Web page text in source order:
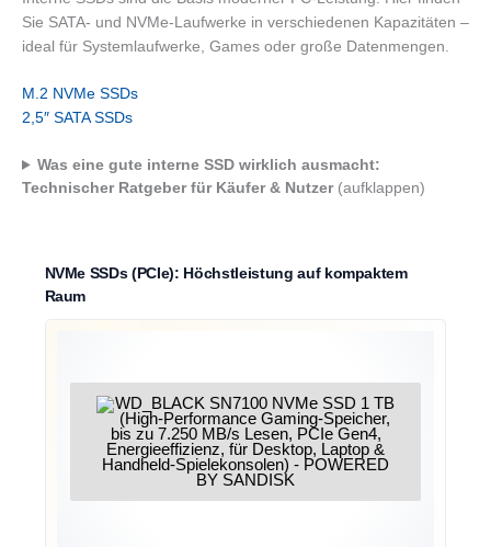
Sie SATA- und NVMe-Laufwerke in verschiedenen Kapazitäten –
ideal für Systemlaufwerke, Games oder große Datenmengen.
M.2 NVMe SSDs
2,5″ SATA SSDs
Was eine gute interne SSD wirklich ausmacht:
Technischer Ratgeber für Käufer & Nutzer(aufklappen)
NVMe SSDs (PCIe): Höchstleistung auf kompaktem
Raum